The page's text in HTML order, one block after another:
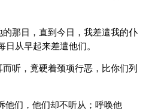
那日，直到今日，我差遣我的仆
从早起来差遣他们。
听，竟硬着颈项行恶，比你们列
他们，他们却不听从；呼唤他